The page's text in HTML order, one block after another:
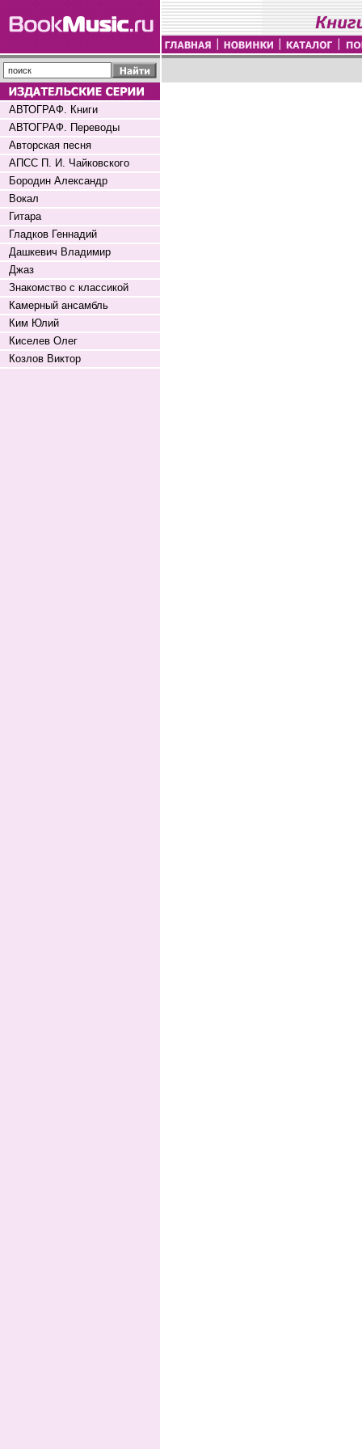
АВТОГРАФ. Книги
АВТОГРАФ. Переводы
Авторская песня
АПСС П. И. Чайковского
Бородин Александр
Вокал
Гитара
Гладков Геннадий
Дашкевич Владимир
Джаз
Знакомство с классикой
Камерный ансамбль
Ким Юлий
Киселев Олег
Козлов Виктор